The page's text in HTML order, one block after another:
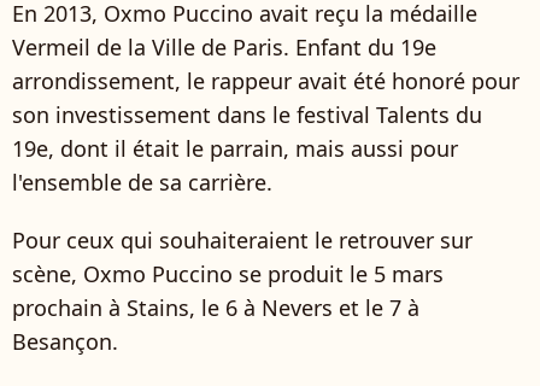
En 2013, Oxmo Puccino avait reçu la médaille
Vermeil de la Ville de Paris. Enfant du 19e
arrondissement, le rappeur avait été honoré pour
son investissement dans le festival Talents du
19e, dont il était le parrain, mais aussi pour
l'ensemble de sa carrière.
Pour ceux qui souhaiteraient le retrouver sur
scène, Oxmo Puccino se produit le 5 mars
prochain à Stains, le 6 à Nevers et le 7 à
Besançon.